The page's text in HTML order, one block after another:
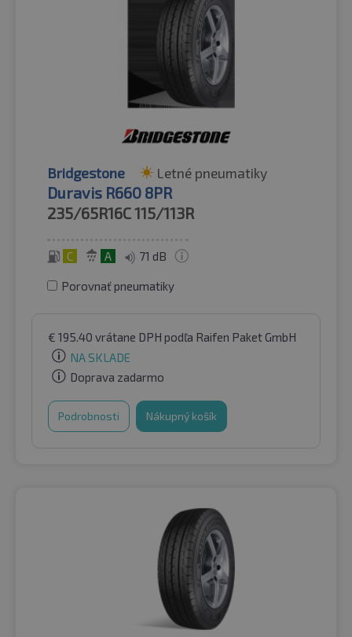
Bridgestone Letné pneumatiky
Duravis R660 8PR
235/65R16C115/113R
C A 71 dB
Porovnať pneumatiky
€ 195.40 vrátane DPH podľa Raifen Paket GmbH
NA SKLADE
Doprava zadarmo
Podrobnosti Nákupný košík